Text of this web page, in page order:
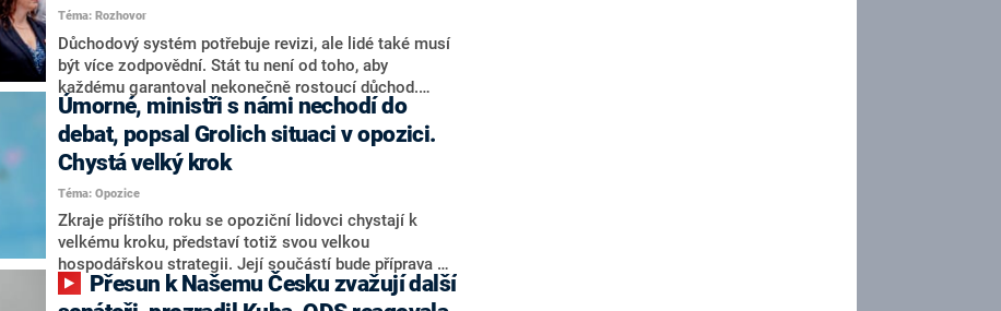
Téma: Rozhovor
Důchodový systém potřebuje revizi, ale lidé také musí
být více zodpovědní. Stát tu není od toho, aby
každému garantoval nekonečně rostoucí důchod.
Chybí tu nový systém a my ho představíme,řekl
hejtman Jihočeského kraje a předseda hnutí Naše
Česko Martin Kuba v rozhovoru pro CNN Prima NEWS.
V čele státu pak podle něj nemůže být člověk, který by
střetem zájmů omezoval čerpání financí a rozvoj,
dodal. Řešení u Andreje Babiše ale hodnotit nechtěl.
Úmorné, ministři s námi nechodí do
debat, popsal Grolich situaci v opozici.
Chystá velký krok
Téma: Opozice
Zkraje příštího roku se opoziční lidovci chystají k
velkému kroku, představí totiž svou velkou
hospodářskou strategii. Její součástí bude příprava na
stárnutí populace, řekl ve středu na setkání s novináři